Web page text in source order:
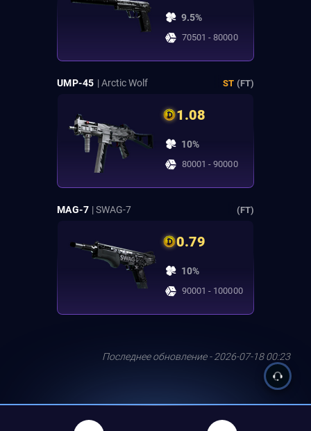
9.5%
70501 - 80000
UMP-45 | Arctic Wolf ST (FT)
1.08
10%
80001 - 90000
MAG-7 | SWAG-7 (FT)
0.79
10%
90001 - 100000
Последнее обновление - 2026-07-18 00:23